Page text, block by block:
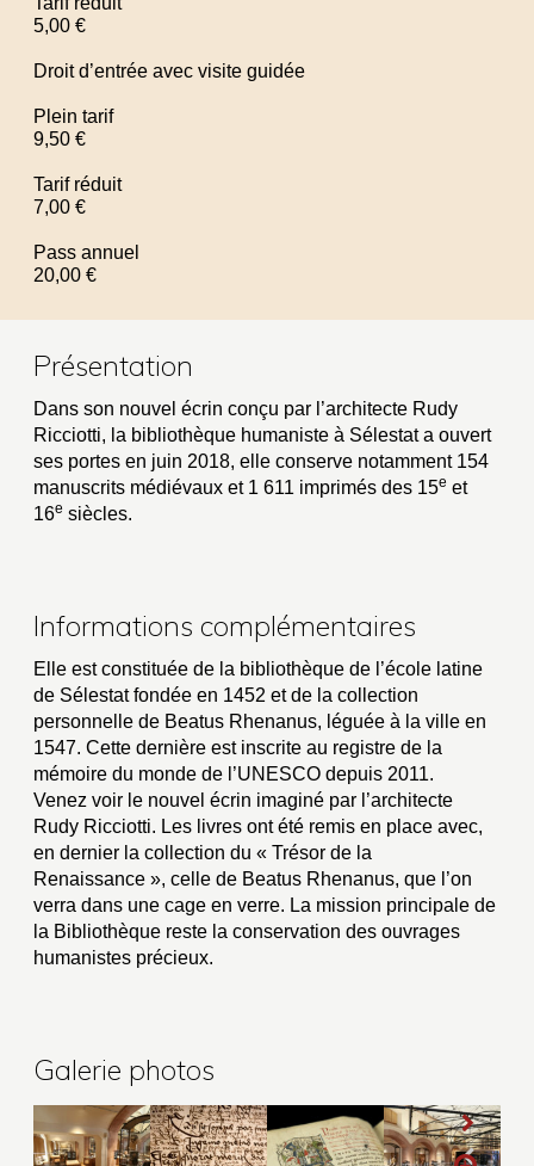
5,00 €
Droit d’entrée avec visite guidée
Plein tarif
9,50 €
Tarif réduit
7,00 €
Pass annuel
20,00 €
Présentation
Dans son nouvel écrin conçu par l’architecte Rudy
Ricciotti, la bibliothèque humaniste à Sélestat a ouvert
ses portes en juin 2018, elle conserve notamment 154
manuscrits médiévaux et 1 611 imprimés des 15e et
16e siècles.
Informations complémentaires
Elle est constituée de la bibliothèque de l’école latine
de Sélestat fondée en 1452 et de la collection
personnelle de Beatus Rhenanus, léguée à la ville en
1547. Cette dernière est inscrite au registre de la
mémoire du monde de l’UNESCO depuis 2011.
Venez voir le nouvel écrin imaginé par l’architecte
Rudy Ricciotti. Les livres ont été remis en place avec,
en dernier la collection du « Trésor de la
Renaissance », celle de Beatus Rhenanus, que l’on
verra dans une cage en verre. La mission principale de
la Bibliothèque reste la conservation des ouvrages
humanistes précieux.
Galerie photos